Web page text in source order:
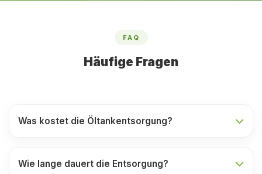
FAQ
Häufige Fragen
Was kostet die Öltankentsorgung?
Wie lange dauert die Entsorgung?